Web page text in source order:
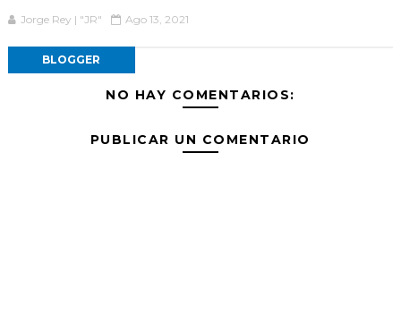
Jorge Rey | "JR" Ago 13, 2021
BLOGGER
NO HAY COMENTARIOS:
PUBLICAR UN COMENTARIO